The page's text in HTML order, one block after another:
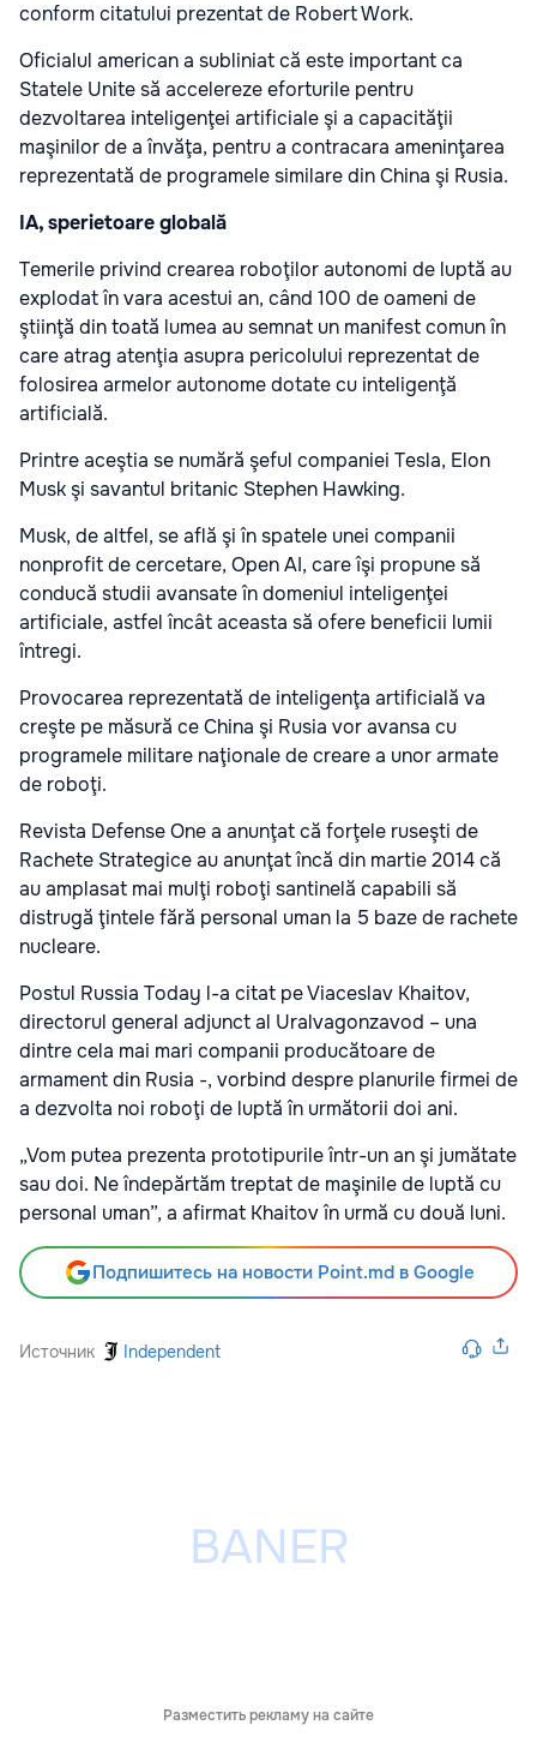
conform citatului prezentat de Robert Work.
Oficialul american a subliniat că este important ca
Statele Unite să accelereze eforturile pentru
dezvoltarea inteligenţei artificiale şi a capacităţii
maşinilor de a învăţa, pentru a contracara ameninţarea
reprezentată de programele similare din China şi Rusia.
IA, sperietoare globală
Temerile privind crearea roboţilor autonomi de luptă au
explodat în vara acestui an, când 100 de oameni de
ştiinţă din toată lumea au semnat un manifest comun în
care atrag atenţia asupra pericolului reprezentat de
folosirea armelor autonome dotate cu inteligenţă
artificială.
Printre aceştia se numără şeful companiei Tesla, Elon
Musk şi savantul britanic Stephen Hawking.
Musk, de altfel, se află şi în spatele unei companii
nonprofit de cercetare, Open AI, care îşi propune să
conducă studii avansate în domeniul inteligenţei
artificiale, astfel încât aceasta să ofere beneficii lumii
întregi.
Provocarea reprezentată de inteligenţa artificială va
creşte pe măsură ce China şi Rusia vor avansa cu
programele militare naţionale de creare a unor armate
de roboţi.
Revista Defense One a anunţat că forţele ruseşti de
Rachete Strategice au anunţat încă din martie 2014 că
au amplasat mai mulţi roboţi santinelă capabili să
distrugă ţintele fără personal uman la 5 baze de rachete
nucleare.
Postul Russia Today l-a citat pe Viaceslav Khaitov,
directorul general adjunct al Uralvagonzavod – una
dintre cela mai mari companii producătoare de
armament din Rusia -, vorbind despre planurile firmei de
a dezvolta noi roboţi de luptă în următorii doi ani.
„Vom putea prezenta prototipurile într-un an şi jumătate
sau doi. Ne îndepărtăm treptat de maşinile de luptă cu
personal uman”, a afirmat Khaitov în urmă cu două luni.
Подпишитесь на новости Point.md в Google
Источник Independent
Разместить рекламу на сайте